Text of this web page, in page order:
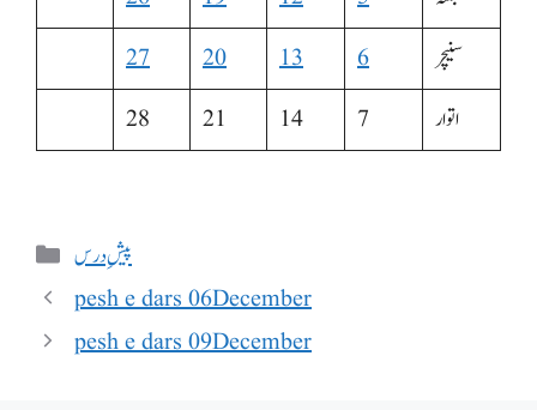
27
20 13 6
سنیچر
28
21 14 7 اتوار
Categories
پیشِ درس
pesh e dars 06December
pesh e dars 09December